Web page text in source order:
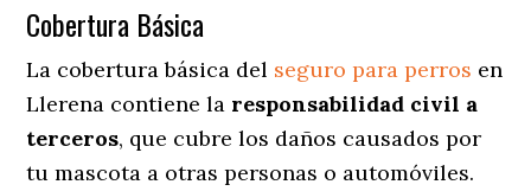
Cobertura Básica
La cobertura básica del seguro para perros en
Llerena contiene la responsabilidad civil a
terceros, que cubre los daños causados por
tu mascota a otras personas o automóviles.